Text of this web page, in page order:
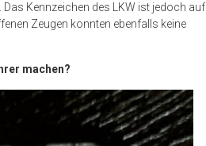
Kennzeichen des LKW ist jedoch auf
Zeugen konnten ebenfalls keine
machen?